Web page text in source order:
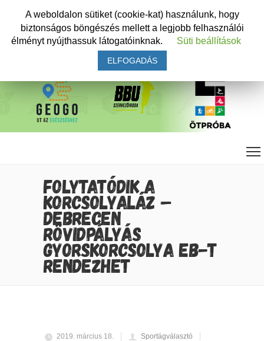
FOLYTATÓDIK A
KORCSOLYALÁZ –
DEBRECEN
RÖVIDPÁLYÁS
GYORSKORCSOLYA EB-T
RENDEZHET
2019. március 18.
Sportágválasztó
A weboldalon sütiket (cookie-kat) használunk, hogy
biztonságos böngészés mellett a legjobb felhasználói
élményt nyújthassuk látogatóinknak.
Süti beállítások
ELFOGADÁS